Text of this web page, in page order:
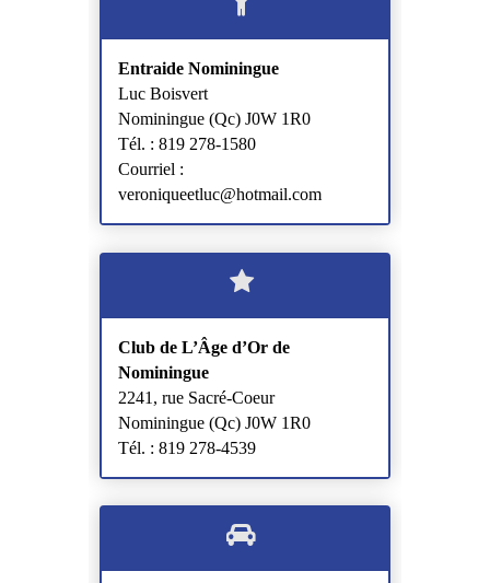
Entraide Nominingue
Luc Boisvert
Nominingue (Qc) J0W 1R0
Tél. : 819 278-1580
Courriel :
veroniqueetluc@hotmail.com
Club de L’Âge d’Or de
Nominingue
2241, rue Sacré-Coeur
Nominingue (Qc) J0W 1R0
Tél. : 819 278-4539